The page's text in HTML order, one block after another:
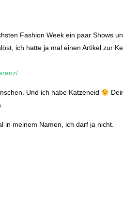
Fashion Week ein paar Shows
ich hatte ja mal einen Artikel zur
Und ich habe Katzeneid
in meinem Namen, ich darf ja nicht.